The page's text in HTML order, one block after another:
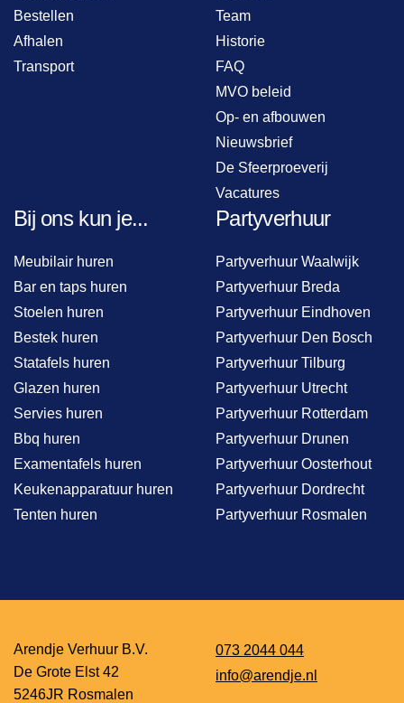
Bestellen
Afhalen
Transport
Team
Historie
FAQ
MVO beleid
Op- en afbouwen
Nieuwsbrief
De Sfeerproeverij
Vacatures
Bij ons kun je...
Meubilair huren
Bar en taps huren
Stoelen huren
Bestek huren
Statafels huren
Glazen huren
Servies huren
Bbq huren
Examentafels huren
Keukenapparatuur huren
Tenten huren
Partyverhuur
Partyverhuur Waalwijk
Partyverhuur Breda
Partyverhuur Eindhoven
Partyverhuur Den Bosch
Partyverhuur Tilburg
Partyverhuur Utrecht
Partyverhuur Rotterdam
Partyverhuur Drunen
Partyverhuur Oosterhout
Partyverhuur Dordrecht
Partyverhuur Rosmalen
Arendje Verhuur B.V.
De Grote Elst 42
5246JR Rosmalen
073 2044 044
info@arendje.nl